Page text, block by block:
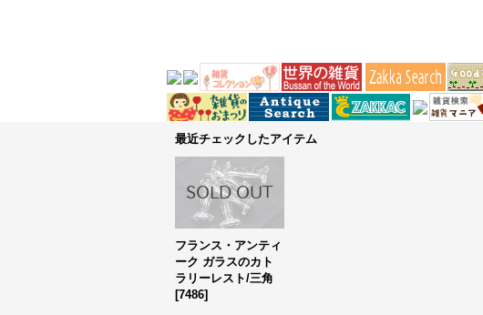
最近チェックしたアイテム
フランス・アンティ
ーク ガラスのカト
ラリーレスト/三角
[7486]